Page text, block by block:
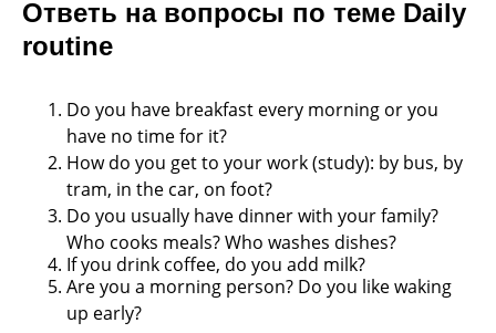
Ответь на вопросы по теме Daily
routine
Do you have breakfast every morning oryou
have no time for it?
How do you get to your work (study): by bus, by
tram, in the car, on foot?
Do you usually have dinner with yourfamily?
Who cooks meals? Who washes dishes?
If you drink coffee, do you add milk?
Are you a morning person? Do you likewaking
up early?